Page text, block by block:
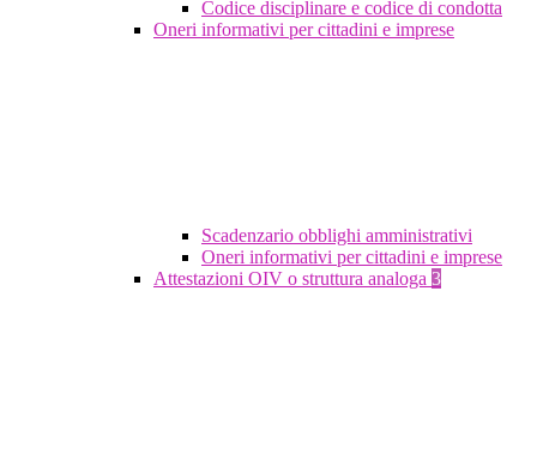
Codice disciplinare e codice di condotta
Oneri informativi per cittadini e imprese
Scadenzario obblighi amministrativi
Oneri informativi per cittadini e imprese
Attestazioni OIV o struttura analoga 3